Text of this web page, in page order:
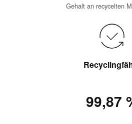
Gehalt an recycelten
99,87